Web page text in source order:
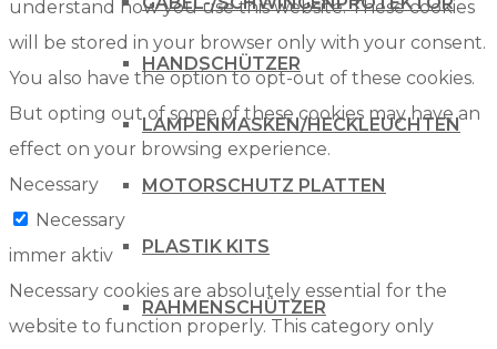
HANDSCHÜTZER
LAMPENMASKEN/HECKLEUCHTEN
MOTORSCHUTZ PLATTEN
PLASTIK KITS
RAHMENSCHÜTZER
understand how you use this website. These cookies
will be stored in your browser only with your consent.
You also have the option to opt-out of these cookies.
But opting out of some of these cookies may have an
effect on your browsing experience.
Necessary
Necessary
immer aktiv
Necessary cookies are absolutely essential for the
website to function properly. This category only